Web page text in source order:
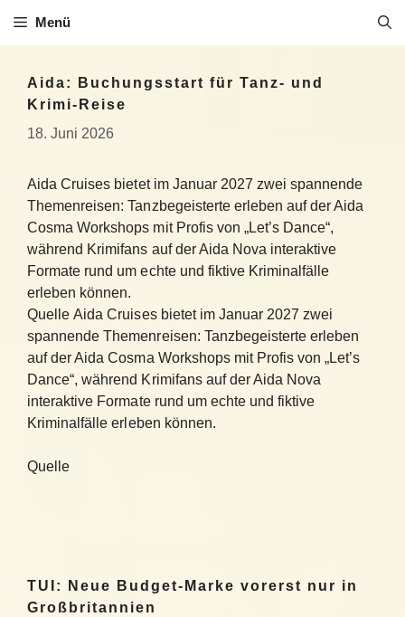
Inhalt
Menü
Aida: Buchungsstart für Tanz- und
Krimi-Reise
18. Juni 2026
Aida Cruises bietet im Januar 2027 zwei spannende
Themenreisen: Tanzbegeisterte erleben auf der Aida
Cosma Workshops mit Profis von „Let’s Dance“,
während Krimifans auf der Aida Nova interaktive
Formate rund um echte und fiktive Kriminalfälle
erleben können.
Quelle Aida Cruises bietet im Januar 2027 zwei
spannende Themenreisen: Tanzbegeisterte erleben
auf der Aida Cosma Workshops mit Profis von „Let’s
Dance“, während Krimifans auf der Aida Nova
interaktive Formate rund um echte und fiktive
Kriminalfälle erleben können.
Quelle
TUI: Neue Budget-Marke vorerst nur in
Großbritannien